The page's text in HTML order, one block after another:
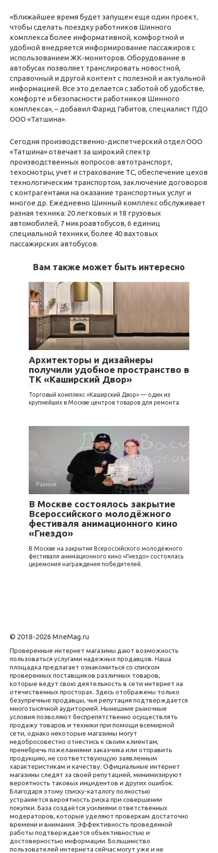
«Ближайшее время будет запущен еще один проект,
чтобы сделать поездку работников Шинного
комплекса более информативной, комфортной и
удобной внедряется информирование пассажиров с
использованием ЖК-мониторов. Оборудование в
автобусах позволяет транслировать новостной,
справочный и другой контент с полезной и актуальной
информацией. Все это делается с заботой об удобстве,
комфорте и безопасности работников Шинного
комплекса», – добавил Фарид Габитов, специалист ПДО
ООО «Татшина».
Сегодня производственно-диспетчерский отдел ООО
«Татшина» отвечает за широкий спектр
производственных вопросов: автотранспорт,
техосмотры, учет и страхование ТС, обеспечение цехов
технологическим транспортом, заключение договоров
с контрагентами на оказание транспортных услуг и
многое др. Ежедневно Шинный комплекс обслуживает
разная техника: 20 легковых и 18 грузовых
автомобилей, 7 микроавтобусов, 6 единиц
специальной техники, более 40 вахтовых
пассажирских автобусов.
Вам также может быть интересно
Разное
Архитекторы и дизайнеры
получили удобное пространство в
ТК «Каширский Двор»
Торговый комплекс «Каширский Двор» — один из
крупнейших в Москве центров товаров для ремонта
Разное
В Москве состоялось закрытие
Всероссийского молодёжного
фестиваля анимационного кино
«Гнездо»
В Москве на закрытии Всероссийского молодёжного
фестиваля анимационного кино «Гнездо» состоялась
церемония награждения победителей.
© 2018-2026 MneMag.ru
Проверенные интернет магазины дают возможность
пользоваться услугами надежных продавцов. Наша
площадка предлагает ознакомиться со списком
проверенных поставщиков различных товаров,
которые ведут свою деятельность в сети интернет на
отечественных просторах. Здесь отображены только
безупречные продавцы, чья репутация подтверждается
многотысячной аудиторией. Нынешние рыночные
условия позволяют беспрепятственно осуществлять
продажу товаров и техники при помощи всемирной
сети, однако некоторые магазины могут
недобросовестно отнестись к своим клиентам,
пренебречь пожеланиями заказчика или отправить
продукцию, не соответствующую заявленным
характеристикам и качеству. Официальные интернет
магазины следят за своей репутацией, минимизируют
вероятность таковых инцидентов и других ошибок.
Благодаря этому списку-каталогу полностью
устраняется вероятность риска при совершении
покупки. База создаётся усилиями ответственных
модераторов, которые уделяют проверкам достаточно
времени и внимания. Эффективность проведенной
работы подтверждается объективностью и
достоверностью информации. Большинство
пользователей интернета сейчас могут уже и не